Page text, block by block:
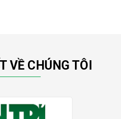
VỀ CHÚNG TÔI